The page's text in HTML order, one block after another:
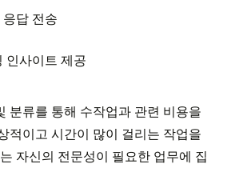
답 전송
인사이트 제공
분류를 통해 수작업과 관련 비용을
적이고 시간이 많이 걸리는 작업을
자신의 전문성이 필요한 업무에 집